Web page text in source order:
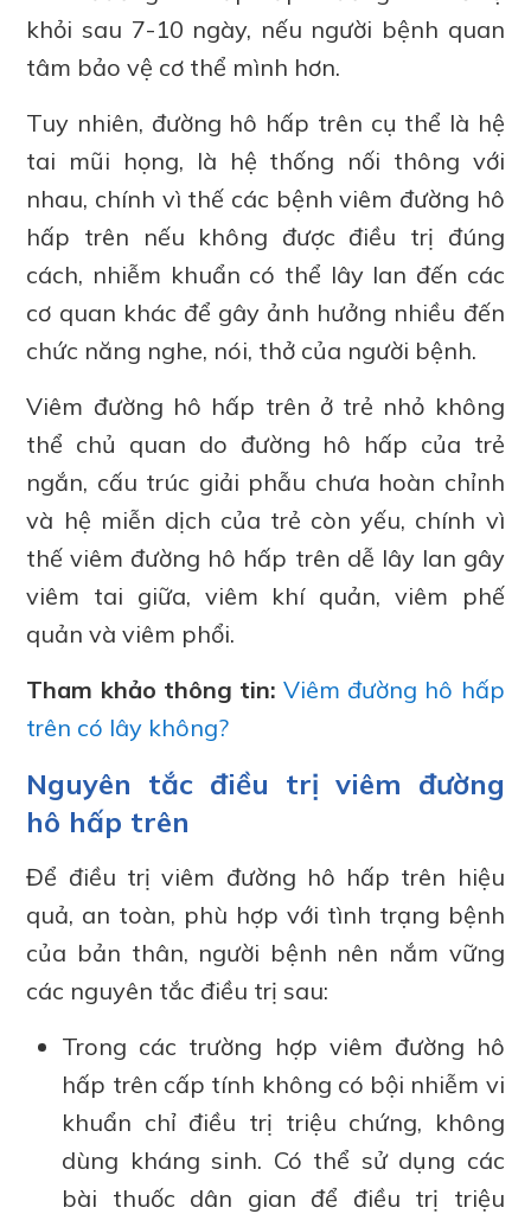
khỏi sau 7-10 ngày, nếu người bệnh quan
tâm bảo vệ cơ thể mình hơn.
Tuy nhiên, đường hô hấp trên cụ thể là hệ
tai mũi họng, là hệ thống nối thông với
nhau, chính vì thế các bệnh viêm đường hô
hấp trên nếu không được điều trị đúng
cách, nhiễm khuẩn có thể lây lan đến các
cơ quan khác để gây ảnh hưởng nhiều đến
chức năng nghe, nói, thở của người bệnh.
Viêm đường hô hấp trên ở trẻ nhỏ không
thể chủ quan do đường hô hấp của trẻ
ngắn, cấu trúc giải phẫu chưa hoàn chỉnh
và hệ miễn dịch của trẻ còn yếu, chính vì
thế viêm đường hô hấp trên dễ lây lan gây
viêm tai giữa, viêm khí quản, viêm phế
quản và viêm phổi.
Tham khảo thông tin: Viêm đường hô hấp
trên có lây không?
Nguyên tắc điều trị viêm đường
hô hấp trên
Để điều trị viêm đường hô hấp trên hiệu
quả, an toàn, phù hợp với tình trạng bệnh
của bản thân, người bệnh nên nắm vững
các nguyên tắc điều trị sau:
Trong các trường hợp viêm đường hô
hấp trên cấp tính không có bội nhiễm vi
khuẩn chỉ điều trị triệu chứng, không
dùng kháng sinh. Có thể sử dụng các
bài thuốc dân gian để điều trị triệu